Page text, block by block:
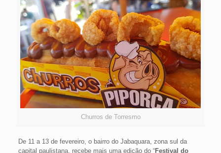
Churros de Torresmo
De 11 a 13 de fevereiro, o bairro do Jabaquara, zona sul da
capital paulistana, recebe mais uma edição do “Festival do